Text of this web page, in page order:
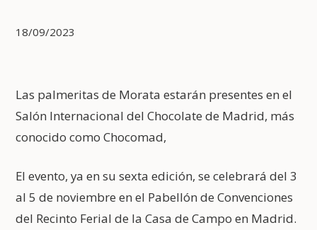
18/09/2023
Las palmeritas de Morata estarán presentes en el
Salón Internacional del Chocolate de Madrid, más
conocido como Chocomad,
El evento, ya en su sexta edición, se celebrará del 3
al 5 de noviembre en el Pabellón de Convenciones
del Recinto Ferial de la Casa de Campo en Madrid.